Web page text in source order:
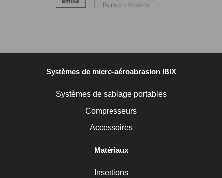
Systèmes de micro-aéroabrasion IBIX
Systèmes de sablage portables
Compresseurs
Accessoires
Matériaux
Insertions